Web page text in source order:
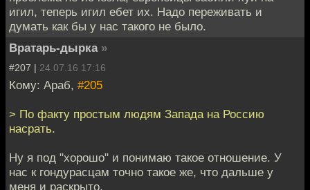
игил, теперь игил ебет их. Надо переживать и
думать как бы у нас такого не было.
Вратарь-дырка »
#207 | 24.07.16 17:16
Кому: Араб, #205
> По факту простым людям Запада на Россию
насрать.
Ну я под "хорошо" и понимаю такое отношение. У
нас к гондурасцам точно такое же, что дальше у
меня и раскрыто.